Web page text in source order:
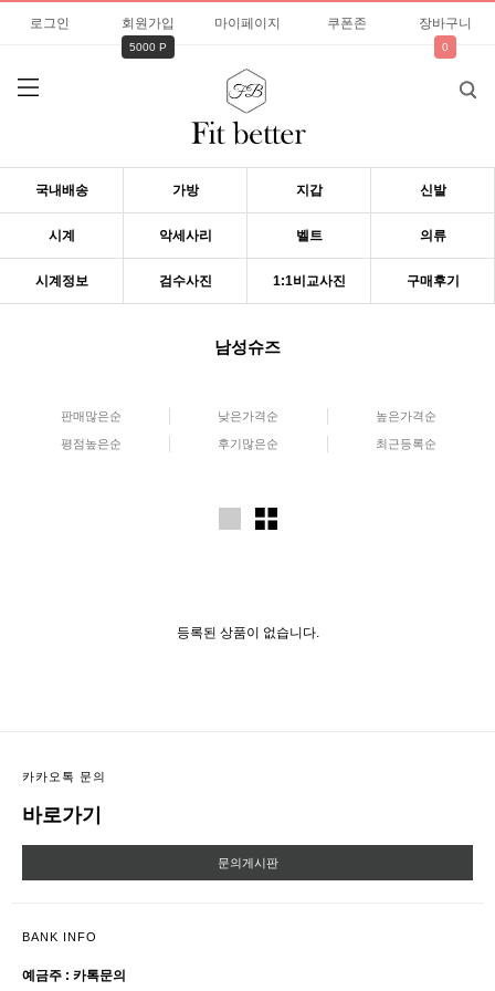
로그인 회원가입
5000 P
마이페이지 쿠폰존 장바구니
0
국내배송 가방 지갑 신발
시계 악세사리 벨트 의류
시계정보 검수사진 1:1비교사진 구매후기
남성슈즈
판매많은순 낮은가격순 높은가격순
평점높은순 후기많은순 최근등록순
등록된 상품이 없습니다.
카카오톡 문의
바로가기
문의게시판
BANK INFO
예금주 : 카톡문의